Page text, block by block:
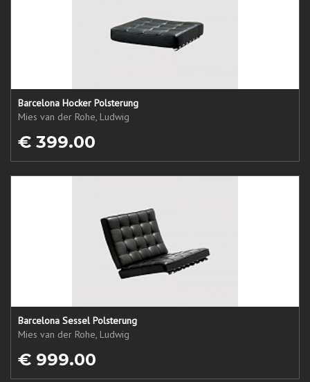
Barcelona Hocker Polsterung
Mies van der Rohe, Ludwig
€ 399.00
Barcelona Sessel Polsterung
Mies van der Rohe, Ludwig
€ 999.00